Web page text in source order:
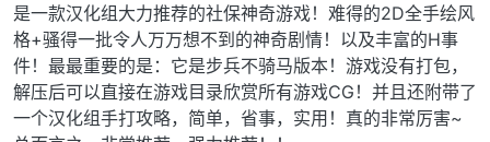
是一款汉化组大力推荐的社保神奇游戏！难得的2D全手绘风
格+骚得一批令人万万想不到的神奇剧情！以及丰富的H事
件！最最重要的是：它是步兵不骑马版本！游戏没有打包，
解压后可以直接在游戏目录欣赏所有游戏CG！并且还附带了
一个汉化组手打攻略，简单，省事，实用！真的非常厉害~